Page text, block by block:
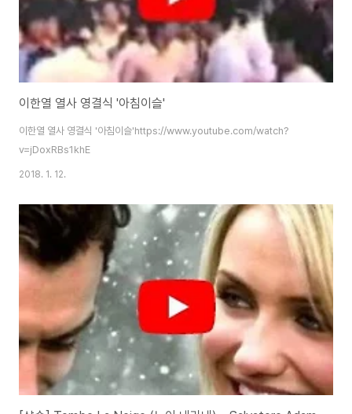
이한열 열사 영결식 '아침이슬'
이한열 열사 영결식 '아침이슬'https://www.youtube.com/watch?
v=jDoxRBs1khE
2018. 1. 12.